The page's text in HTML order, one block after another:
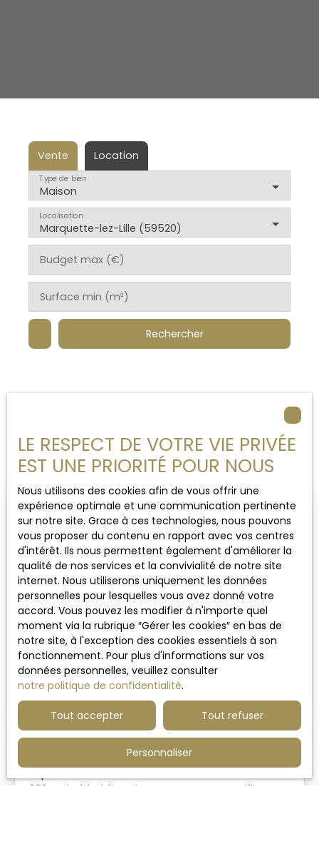
Vente Location
Maison
Type de bien
Marquette-lez-Lille (59520)
Localisation
Budget max (€)
Surface min (m²)
Rechercher
Pertinence Créer une alerte
567 000€
Coup de cœur
15
MAISON DE FAMILLE RÉNOVÉE À DEUX PAS DES
COMMERCES
6 pièces 203
Marquette-lez-Lille 59520
203 m² habitables Découvrez cette magnifique
LE RESPECT DE VOTRE VIE PRIVÉE
EST UNE PRIORITÉ POUR NOUS
Nous utilisons des cookies afin de vous offrir une
expérience optimale et une communication pertinente
sur notre site. Grace à ces technologies, nous pouvons
vous proposer du contenu en rapport avec vos centres
d'intérêt. Ils nous permettent également d'améliorer la
qualité de nos services et la convivialité de notre site
internet. Nous utiliserons uniquement les données
personnelles pour lesquelles vous avez donné votre
accord. Vous pouvez les modifier à n'importe quel
moment via la rubrique ″Gérer les cookies″ en bas de
notre site, à l'exception des cookies essentiels à son
fonctionnement. Pour plus d'informations sur vos
données personnelles, veuillez consulter
notre politique de confidentialité.
Tout accepter Tout refuser
Personnaliser